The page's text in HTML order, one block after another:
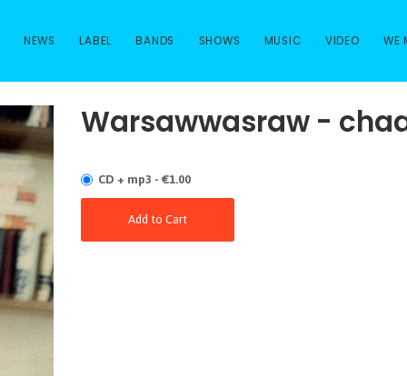
NEWS LABEL BANDS SHOWS MUSIC VIDEO WE
Warsawwasraw -
CD + mp3 - €1.00
Add to Cart